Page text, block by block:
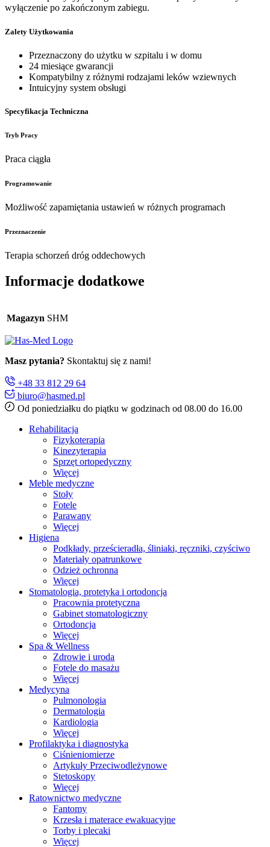
wyłączenie po zakończonym zabiegu.
Zalety Użytkowania
Przeznaczony do użytku w szpitalu i w domu
24 miesiące gwarancji
Kompatybilny z różnymi rodzajami leków wziewnych
Intuicyjny system obsługi
Specyfikacja Techniczna
Tryb Pracy
Praca ciągła
Programowanie
Możliwość zapamiętania ustawień w różnych programach
Przeznaczenie
Terapia schorzeń dróg oddechowych
Informacje dodatkowe
Magazyn SHM
Masz pytania? Skontaktuj się z nami!
+48 33 812 29 64
biuro@hasmed.pl
Od poniedziałku do piątku w godzinach od 08.00 do 16.00
Rehabilitacja
Fizykoterapia
Kinezyterapia
Sprzęt ortopedyczny
Więcej
Meble medyczne
Stoły
Fotele
Parawany
Więcej
Higiena
Podkłady, prześcieradła, śliniaki, ręczniki, czyściwo
Materiały opatrunkowe
Odzież ochronna
Więcej
Stomatologia, protetyka i ortodoncja
Pracownia protetyczna
Gabinet stomatologiczny
Ortodoncja
Więcej
Spa & Wellness
Zdrowie i uroda
Fotele do masażu
Więcej
Medycyna
Pulmonologia
Dermatologia
Kardiologia
Więcej
Profilaktyka i diagnostyka
Ciśnieniomierze
Artykuły Przeciwodleżynowe
Stetoskopy
Więcej
Ratownictwo medyczne
Fantomy
Krzesła i materace ewakuacyjne
Torby i plecaki
Więcej